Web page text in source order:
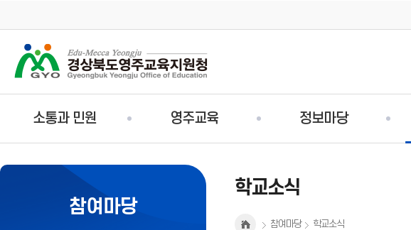
뉴
소통과 민원 영주교육 정보마당
참여마당
참여마당 학교소식
학교소식